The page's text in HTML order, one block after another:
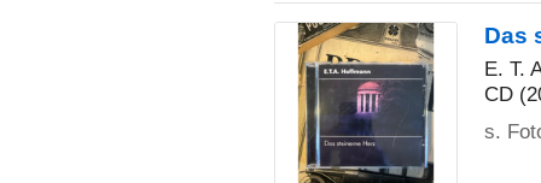
Das
E. T.
CD
s.